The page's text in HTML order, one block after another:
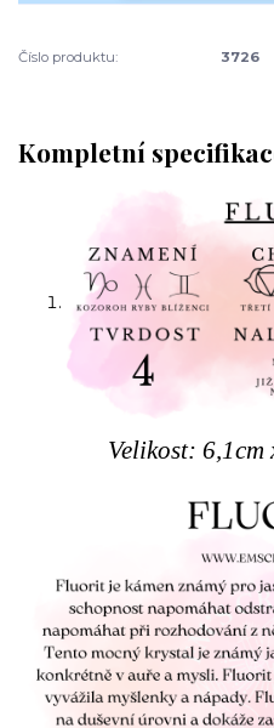
Číslo produktu: 3726
Kompletní
Velikost: 6,1cm